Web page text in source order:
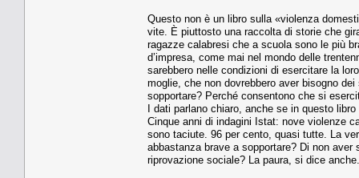
Questo non è un libro sulla «violenza
vite. È piuttosto una raccolta di storie che
ragazze calabresi che a scuola sono le più
d’impresa, come mai nel mondo delle
sarebbero nelle condizioni di esercitare la
moglie, che non dovrebbero aver bisogno
sopportare? Perché consentono che si
I dati parlano chiaro, anche se in questo
Cinque anni di indagini Istat: nove violenze
sono taciute. 96 per cento, quasi tutte. La
abbastanza brave a sopportare? Di non
riprovazione sociale? La paura, si dice anche.